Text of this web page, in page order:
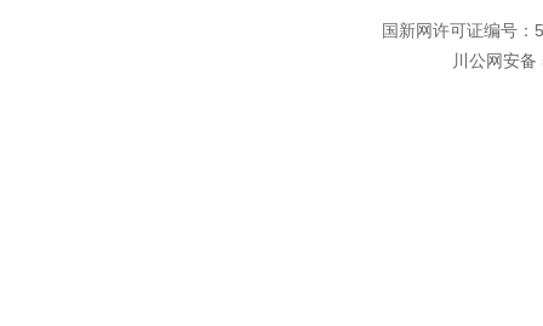
国新网许可证编号
川公网安